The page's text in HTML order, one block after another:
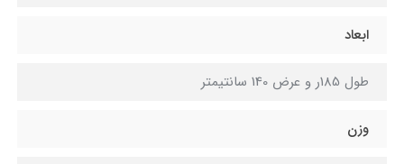
ابعاد
طول 185ر و عرض 140 سانتیمتر
وزن